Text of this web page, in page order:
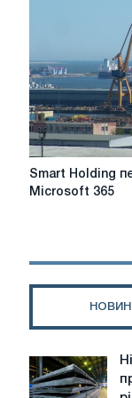
Smart
Holding
сервіси
Smart Holding
Microsoft 365
Німецька
сталеливарна